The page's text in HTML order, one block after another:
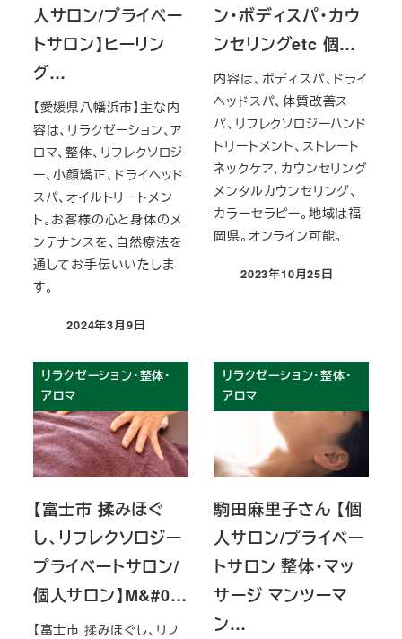
人サロン/プライベー
トサロン】ヒーリン
グ…
【愛媛県八幡浜市】主な内
容は、リラクゼーション、ア
ロマ、整体、リフレクソロジ
ー、小顔矯正、ドライヘッド
スパ、オイルトリートメン
ト。お客様の心と身体のメ
ンテナンスを、自然療法を
通してお手伝いいたしま
す。
投稿日
2024年3月9日
ン・ボディスパ・カウ
ンセリングetc 個…
内容は、ボディスパ、ドライ
ヘッドスパ、体質改善ス
パ、リフレクソロジーハンド
トリートメント、ストレート
ネックケア、カウンセリング
メンタルカウンセリング、
カラーセラピー。地域は福
岡県。オンライン可能。
投稿日
2023年10月25日
リラクゼーション・整体・
アロマ
【富士市 揉みほぐ
し、リフレクソロジー
プライベートサロン/
個人サロン】M&#0…
【富士市 揉みほぐし、リフ
リラクゼーション・整体・
アロマ
駒田麻里子さん 【個
人サロン/プライベー
トサロン 整体・マッ
サージ マンツーマ
ン…